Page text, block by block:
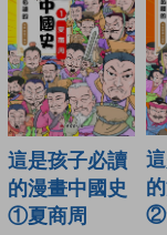
這是孩子必讀
的漫畫中國史
①夏商周
②